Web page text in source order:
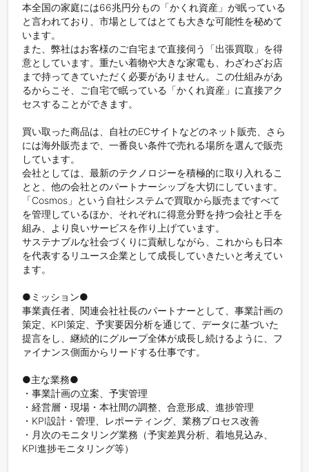
本全国の家庭には66兆円分もの「かくれ資産」が眠っている
と言われており、市場としてはとても大きな可能性を秘めて
います。
また、弊社はお客様のご自宅まで直接伺う「出張買取」を得
意としています。重たい着物や大きな家電も、わざわざお店
まで持ってきていただく必要がありません。この仕組みがあ
るからこそ、ご自宅で眠っている「かくれ資産」に直接アク
セスすることができます。
買い取った商品は、自社のECサイトなどのネット販売、さら
には海外販売まで、一番良い条件で売れる場所を選んで販売
しています。
会社としては、最新のテクノロジーを積極的に取り入れるこ
とと、他の会社とのパートナーシップを大切にしています。
「Cosmos」という自社システムで買取から販売まですべて
を管理しているほか、それぞれに得意分野を持つ会社と手を
組み、より良いサービスを作り上げています。
サステナブルな社会づくりに貢献しながら、これからも日本
を代表するリユース企業として成長していきたいと考えてい
ます。
●ミッション●
事業責任者、関連会社社長のパートナーとして、事業計画の
策定、KPI策定、予実要因分析を通じて、データに基づいた
提言をし、継続的にグループ全体が成長し続けるように、フ
ァイナンス側面からリードする仕事です。
●主な業務●
・事業計画の立案、予実管理
・経営層・現場・本社間の調整、合意形成、進捗管理
・KPI設計・管理、レポーティング、業務プロセス改善
・月次のモニタリング業務（予実差異分析、着地見込み、
KPI進捗モニタリング等）